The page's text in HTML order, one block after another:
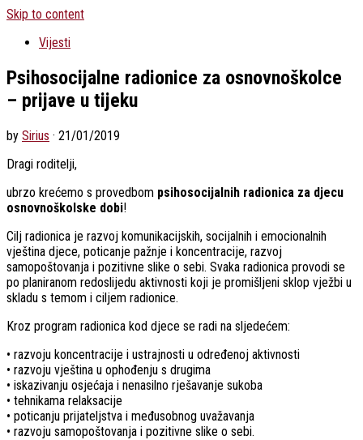
Skip to content
Vijesti
Psihosocijalne radionice za osnovnoškolce
– prijave u tijeku
by Sirius · 21/01/2019
Dragi roditelji,
ubrzo krećemo s provedbom psihosocijalnih radionica za djecu
osnovnoškolske dobi!
Cilj radionica je razvoj komunikacijskih, socijalnih i emocionalnih
vještina djece, poticanje pažnje i koncentracije, razvoj
samopoštovanja i pozitivne slike o sebi. Svaka radionica provodi se
po planiranom redoslijedu aktivnosti koji je promišljeni sklop vježbi u
skladu s temom i ciljem radionice.
Kroz program radionica kod djece se radi na sljedećem:
• razvoju koncentracije i ustrajnosti u određenoj aktivnosti
• razvoju vještina u ophođenju s drugima
• iskazivanju osjećaja i nenasilno rješavanje sukoba
• tehnikama relaksacije
• poticanju prijateljstva i međusobnog uvažavanja
• razvoju samopoštovanja i pozitivne slike o sebi.